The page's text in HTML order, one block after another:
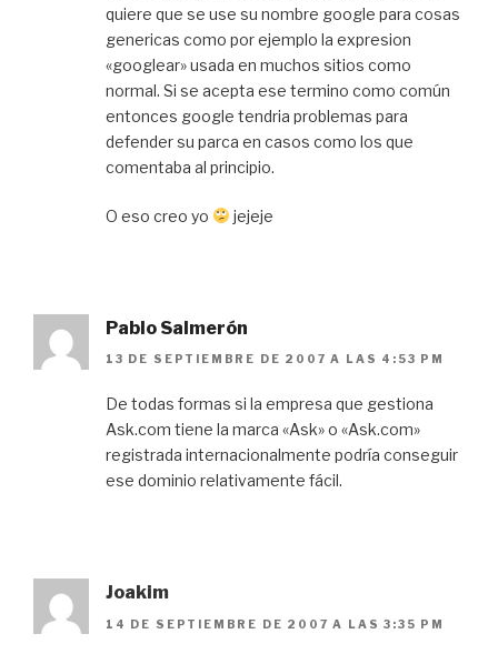
quiere que se use su nombre google para cosas
genericas como por ejemplo la expresion
«googlear» usada en muchos sitios como
normal. Si se acepta ese termino como común
entonces google tendria problemas para
defender su parca en casos como los que
comentaba al principio.
O eso creo yo jejeje
Pablo Salmerón
13 DE SEPTIEMBRE DE 2007 A LAS 4:53 PM
De todas formas si la empresa que gestiona
Ask.com tiene la marca «Ask» o «Ask.com»
registrada internacionalmente podría conseguir
ese dominio relativamente fácil.
Joakim
14 DE SEPTIEMBRE DE 2007 A LAS 3:35 PM